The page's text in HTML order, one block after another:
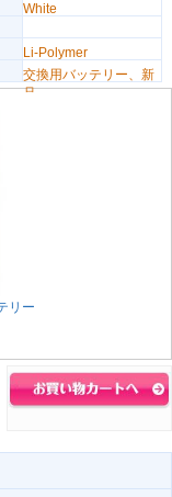
White
Li-Polymer
交換用バッテリー、新
品
リー